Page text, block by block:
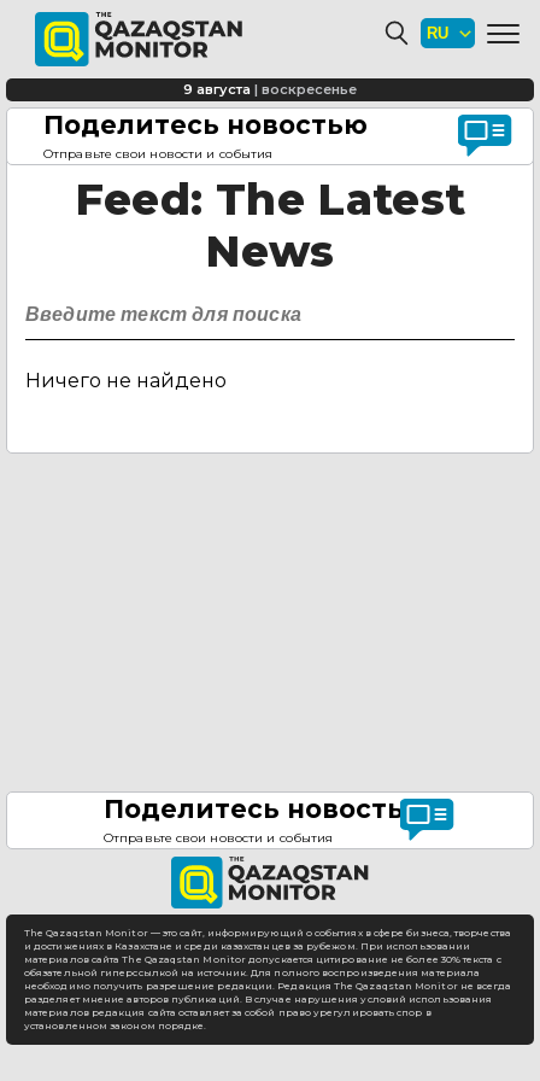
Поделитесь новостью
Отправьте свои новости и события
9 августа | воскресенье
Главная страница
Feed: The Latest
News
Ничего не найдено
Поделитесь новостью
Отправьте свои новости и события
The Qazaqstan Monitor — это сайт, информирующий о событиях в сфере бизнеса, творчества
и достижениях в Казахстане и среди казахстанцев за рубежом. При использовании
материалов сайта The Qazaqstan Monitor допускается цитирование не более 30% текста с
обязательной гиперссылкой на источник. Для полного воспроизведения материала
необходимо получить разрешение редакции. Редакция The Qazaqstan Monitor не всегда
разделяет мнение авторов публикаций. В случае нарушения условий использования
материалов редакция сайта оставляет за собой право урегулировать спор в
установленном законом порядке.